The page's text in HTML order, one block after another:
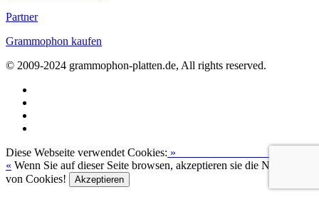
Partner
Grammophon kaufen
© 2009-2024 grammophon-platten.de, All rights reserved.
Diese Webseite verwendet Cookies: »
« Wenn Sie auf dieser Seite browsen, akzeptieren sie die Nutzung
von Cookies!
Akzeptieren